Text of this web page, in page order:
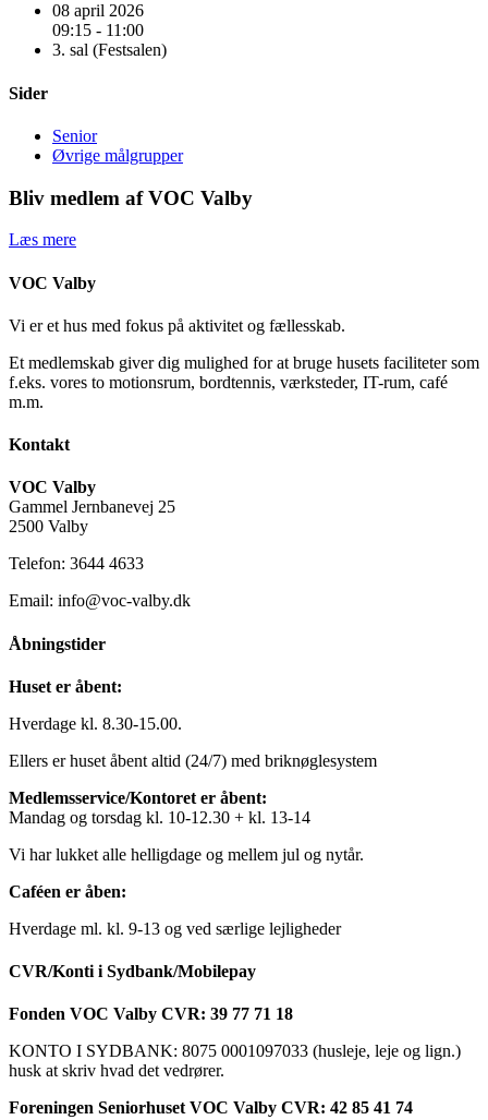
08 april 2026
09:15 - 11:00
3. sal (Festsalen)
Sider
Senior
Øvrige målgrupper
Bliv medlem af VOC Valby
Læs mere
VOC Valby
Vi er et hus med fokus på aktivitet og fællesskab.
Et medlemskab giver dig mulighed for at bruge husets faciliteter som
f.eks. vores to motionsrum, bordtennis, værksteder, IT-rum, café
m.m.
Kontakt
VOC Valby
Gammel Jernbanevej 25
2500 Valby
Telefon: 3644 4633
Email: info@voc-valby.dk
Åbningstider
Huset er åbent:
Hverdage kl. 8.30-15.00.
Ellers er huset åbent altid (24/7) med briknøglesystem
Medlemsservice/Kontoret er åbent:
Mandag og torsdag kl. 10-12.30 + kl. 13-14
Vi har lukket alle helligdage og mellem jul og nytår.
Caféen er åben:
Hverdage ml. kl. 9-13 og ved særlige lejligheder
CVR/Konti i Sydbank/Mobilepay
Fonden VOC Valby CVR: 39 77 71 18
KONTO I SYDBANK: 8075 0001097033 (husleje, leje og lign.)
husk at skriv hvad det vedrører.
Foreningen Seniorhuset VOC Valby CVR: 42 85 41 74